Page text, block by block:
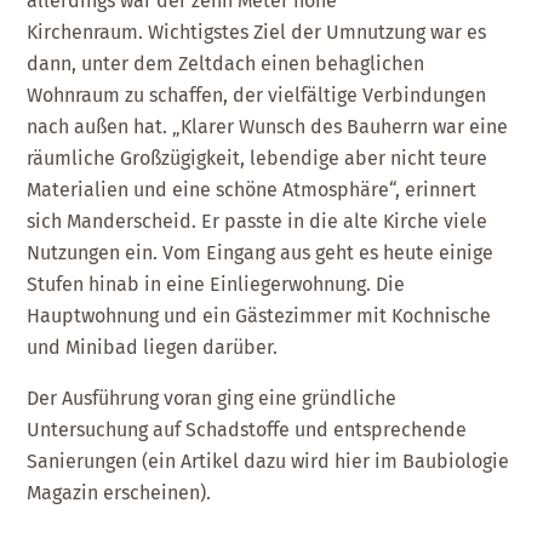
Kirchenraum. Wichtigstes Ziel der Umnutzung war es
dann, unter dem Zeltdach einen behaglichen
Wohnraum zu schaffen, der vielfältige Verbindungen
nach außen hat. „Klarer Wunsch des Bauherrn war eine
räumliche Großzügigkeit, lebendige aber nicht teure
Materialien und eine schöne Atmosphäre“, erinnert
sich Manderscheid. Er passte in die alte Kirche viele
Nutzungen ein. Vom Eingang aus geht es heute einige
Stufen hinab in eine Einliegerwohnung. Die
Hauptwohnung und ein Gästezimmer mit Kochnische
und Minibad liegen darüber.
Der Ausführung voran ging eine gründliche
Untersuchung auf Schadstoffe und entsprechende
Sanierungen (ein Artikel dazu wird hier im Baubiologie
Magazin erscheinen).